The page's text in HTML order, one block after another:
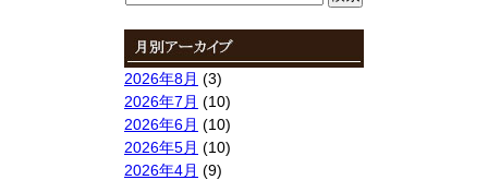
2026年8月 (3)
2026年7月 (10)
2026年6月 (10)
2026年5月 (10)
2026年4月 (9)